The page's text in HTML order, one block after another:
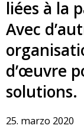
liées à la
Avec
d’œuvre
solutions.
25. marzo 2020